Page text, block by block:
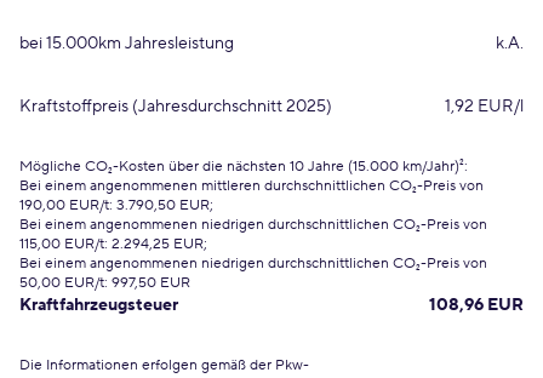
bei 15.000km Jahresleistung k.A.
Kraftstoffpreis (Jahresdurchschnitt 2025) 1,92 EUR/l
Mögliche CO₂-Kosten über die nächsten 10 Jahre (15.000 km/Jahr)²:
Bei einem angenommenen mittleren durchschnittlichen CO₂-Preis von
190,00 EUR/t: 3.790,50 EUR;
Bei einem angenommenen niedrigen durchschnittlichen CO₂-Preis von
115,00 EUR/t: 2.294,25 EUR;
Bei einem angenommenen niedrigen durchschnittlichen CO₂-Preis von
50,00 EUR/t: 997,50 EUR
Kraftfahrzeugsteuer 108,96 EUR
Die Informationen erfolgen gemäß der Pkw-